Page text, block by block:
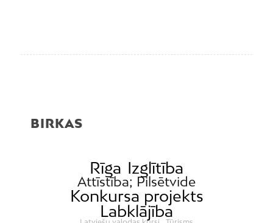
BIRKAS
Rīga Izglītība
Attīstība; Pilsētvide
Konkursa projekts
Labklājība